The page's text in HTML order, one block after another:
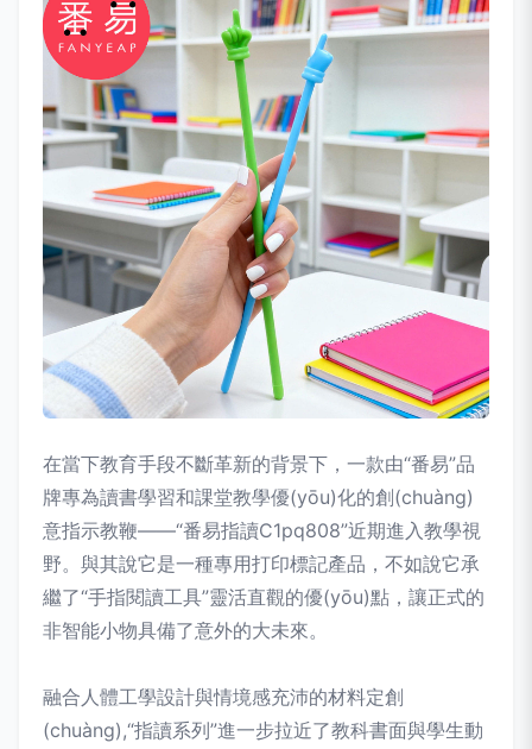
在當下教育手段不斷革新的背景下，一款由“番易”品
牌專為讀書學習和課堂教學優(yōu)化的創(chuàng)
意指示教鞭——“番易指讀C1pq808”近期進入教學視
野。與其說它是一種專用打印標記產品，不如說它承
繼了“手指閱讀工具”靈活直觀的優(yōu)點，讓正式的
非智能小物具備了意外的大未來。
融合人體工學設計與情境感充沛的材料定創
(chuàng),“指讀系列”進一步拉近了教科書面與學生動